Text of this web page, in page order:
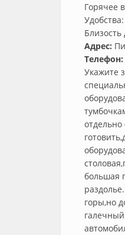
Горячее
Удобства:
Близость
Адрес:
Телефон:
Укажите
большая
горы,но